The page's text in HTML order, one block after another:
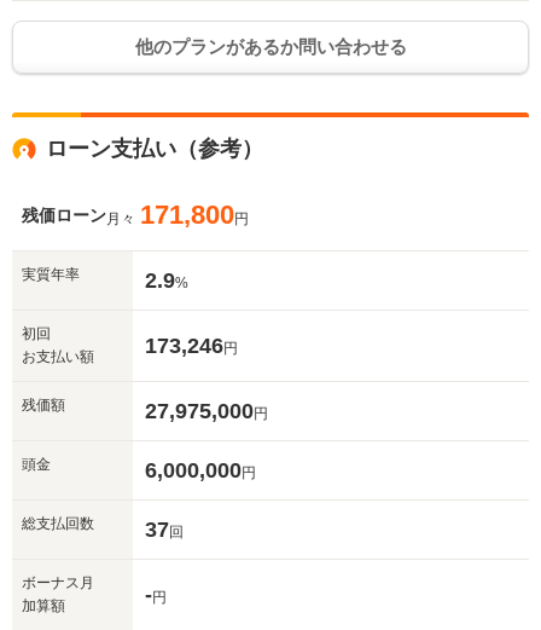
他のプランがあるか問い合わせる
ローン支払い（参考）
残価ローン月々 171,800円
実質年率 2.9%
初回
お支払い額
173,246円
残価額 27,975,000円
頭金 6,000,000円
総支払回数 37回
ボーナス月
加算額
-円